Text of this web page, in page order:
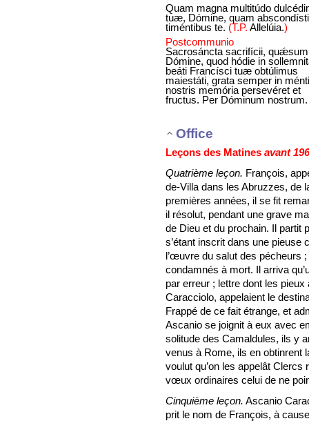
Quam magna multitúdo
tuæ, Dómine, quam abscondísti
timéntibus te. (T.P. Allelúia.)
Postcommunio
Sacrosáncta sacrifícii,
Dómine, quod hódie in
beáti Francísci tuæ obtúlimus
maiestáti, grata semper in
nostris memória persevéret et
fructus. Per Dóminum nostrum.
Office
Leçons des Matines avant
Quatrième leçon. François,
de-Villa dans les Abruzzes, de
premières années, il se fit
il résolut, pendant une grave
de Dieu et du prochain. Il partit
s’étant inscrit dans une pieuse
l’œuvre du salut des pécheurs
condamnés à mort. Il arriva
par erreur ; lettre dont les
Caracciolo, appelaient le
Frappé de ce fait étrange, et
Ascanio se joignit à eux avec
solitude des Camaldules, ils y
venus à Rome, ils en obtinrent
voulut qu’on les appelât
vœux ordinaires celui de ne
Cinquième leçon. Ascanio
prit le nom de François, à